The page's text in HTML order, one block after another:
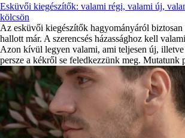
Esküvői kiegészítők: valami régi, valami új,
kölcsön
Az esküvői kiegészítők hagyományáról
hallott már. A szerencsés házassághoz kell
Azon kívül legyen valami, ami teljesen új,
persze a kékről se feledkezzünk meg. Mutatunk